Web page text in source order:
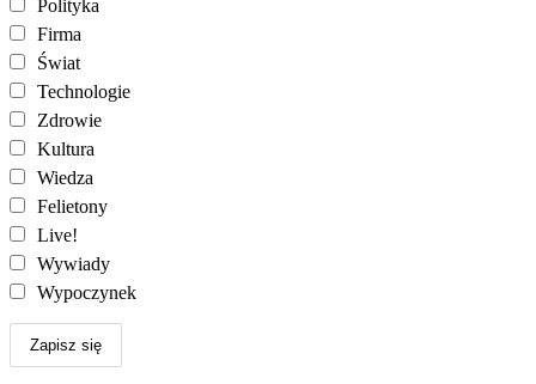
Polityka
Firma
Świat
Technologie
Zdrowie
Kultura
Wiedza
Felietony
Live!
Wywiady
Wypoczynek